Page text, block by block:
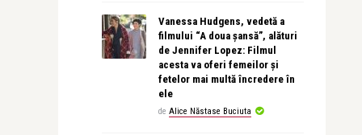
Vanessa Hudgens, vedetă a
filmului “A doua șansă”, alături
de Jennifer Lopez: Filmul
acesta va oferi femeilor și
fetelor mai multă încredere în
ele
de Alice Năstase Buciuta